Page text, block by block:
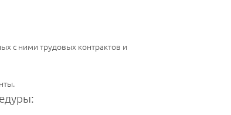
с ними трудовых контрактов и